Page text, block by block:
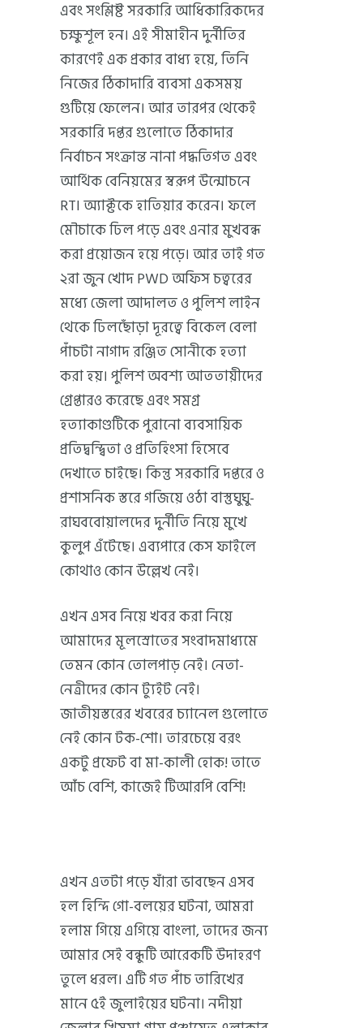
এবং সংশ্লিষ্ট সরকারি আধিকারিকদের
চক্ষুশূল হন। এই সীমাহীন দুর্নীতির
কারণেই এক প্রকার বাধ্য হয়ে, তিনি
নিজের ঠিকাদারি ব্যবসা একসময়
গুটিয়ে ফেলেন। আর তারপর থেকেই
সরকারি দপ্তর গুলোতে ঠিকাদার
নির্বাচন সংক্রান্ত নানা পদ্ধতিগত এবং
আর্থিক বেনিয়মের স্বরূপ উন্মোচনে
RTI অ্যাক্টকে হাতিয়ার করেন। ফলে
মৌচাকে ঢিল পড়ে এবং এনার মুখবন্ধ
করা প্রয়োজন হয়ে পড়ে। আর তাই গত
২রা জুন খোদ PWD অফিস চত্বরের
মধ্যে জেলা আদালত ও পুলিশ লাইন
থেকে ঢিলছোঁড়া দূরত্বে বিকেল বেলা
পাঁচটা নাগাদ রঞ্জিত সোনীকে হত্যা
করা হয়। পুলিশ অবশ্য আততায়ীদের
গ্রেপ্তারও করেছে এবং সমগ্র
হত্যাকাণ্ডটিকে পুরানো ব্যবসায়িক
প্রতিদ্বন্দ্বিতা ও প্রতিহিংসা হিসেবে
দেখাতে চাইছে। কিন্তু সরকারি দপ্তরে ও
প্রশাসনিক স্তরে গজিয়ে ওঠা বাস্তুঘুঘু-
রাঘববোয়ালদের দুর্নীতি নিয়ে মুখে
কুলুপ এঁটেছে। এব্যপারে কেস ফাইলে
কোথাও কোন উল্লেখ নেই।
এখন এসব নিয়ে খবর করা নিয়ে
আমাদের মূলস্রোতের সংবাদমাধ্যমে
তেমন কোন তোলপাড় নেই। নেতা-
নেত্রীদের কোন ট্যুইট নেই।
জাতীয়স্তরের খবরের চ্যানেল গুলোতে
নেই কোন টক-শো। তারচেয়ে বরং
একটু প্রফেট বা মা-কালী হোক! তাতে
আঁচ বেশি, কাজেই টিআরপি বেশি!
এখন এতটা পড়ে যাঁরা ভাবছেন এসব
হল হিন্দি গো-বলয়ের ঘটনা, আমরা
হলাম গিয়ে এগিয়ে বাংলা, তাদের জন্য
আমার সেই বন্ধুটি আরেকটি উদাহরণ
তুলে ধরল। এটি গত পাঁচ তারিখের
মানে ৫ই জুলাইয়ের ঘটনা। নদীয়া